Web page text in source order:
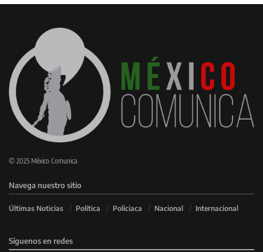
© 2025 México Comunica.
Navega nuestro sitio
Últimas Noticias Política Policiaca Nacional Internacional
Síguenos en redes